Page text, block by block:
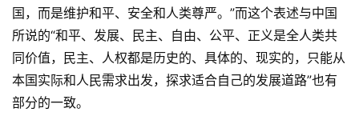
国，而是维护和平、安全和人类尊严。”而这个表述与中国
所说的“和平、发展、民主、自由、公平、正义是全人类共
同价值，民主、人权都是历史的、具体的、现实的，只能从
本国实际和人民需求出发，探求适合自己的发展道路”也有
部分的一致。